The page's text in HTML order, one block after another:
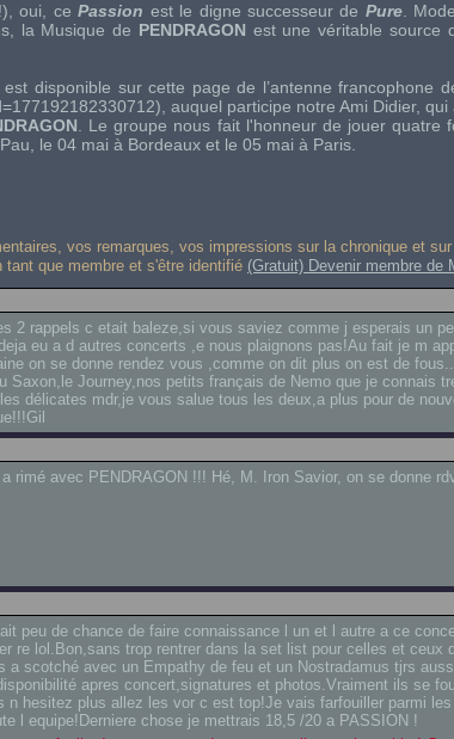
oui, cePassion est le digne successeur de Pure.
la Musique de PENDRAGON est une véritable source
est disponible sur cette page de l’antenne francophone
auquel participe notre Ami Didier,
. Le groupe nous fait l'honneur de jouer quatre
le 04 mai à Bordeaux et le 05 mai à Paris.
vos remarques, vos impressions sur la chronique et sur
que membre et s'être identifié (Gratuit) Devenir membre de
2 rappels c etait baleze,si vous saviez comme j esperais un
eu a d autres concerts ,e nous plaignons pas!Au fait je m
on se donne rendez vous ,comme on dit plus on est de
Saxon,le Journey,nos petits français de Nemo que je connais
délicates mdr,je vous salue tous les deux,a plus pour de
rimé avec PENDRAGON !!! Hé, M. Iron Savior, on se donne
peu de chance de faire connaissance l un et l autre a ce
re lol.Bon,sans trop rentrer dans la set list pour celles et ceux
a scotché avec un Empathy de feu et un Nostradamus tjrs
apres concert,signatures et photos.Vraiment ils se
n hesitez plus allez les vor c est top!Je vais farfouiller parmi
l equipe!Derniere chose je mettrais 18,5 /20 a PASSION !